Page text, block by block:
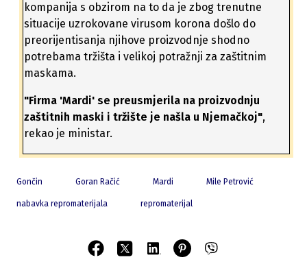
kompanija s obzirom na to da je zbog trenutne
situacije uzrokovane virusom korona došlo do
preorijentisanja njihove proizvodnje shodno
potrebama tržišta i velikoj potražnji za zaštitnim
maskama.
"Firma 'Mardi' se preusmjerila na proizvodnju
zaštitnih maski i tržište je našla u Njemačkoj",
rekao je ministar.
Gončin Goran Račić Mardi Mile Petrović
nabavka repromaterijala repromaterijal